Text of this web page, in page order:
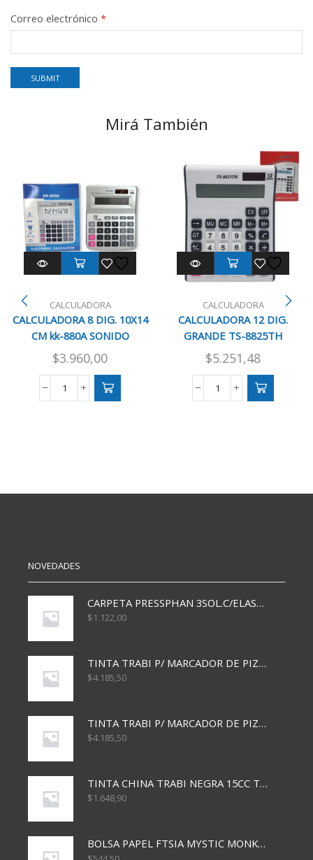
Correo electrónico *
Mirá También
CALCULADORA
CALCULADORA 8 DIG. 10X14
CM kk-880A SONIDO
$3.960,00
CALCULADORA
CALCULADORA
CALCULADORA 12 DIG.
GRANDE TS-8825TH
$5.251,48
CALCULADORA
NOVEDADES
CARPETA PRESSPHAN 3SOL.C/ELAST MARRON A4 P01A
$1.122,00
TINTA TRABI P/ MARCADOR DE PIZARRA x30ml AZUL
$4.185,50
TINTA TRABI P/ MARCADOR DE PIZARRA x30ml ROJO
$4.185,50
TINTA CHINA TRABI NEGRA 15CC TR3460
$1.648,90
BOLSA PAPEL FTSIA MYSTIC MONKEY 14/08/20